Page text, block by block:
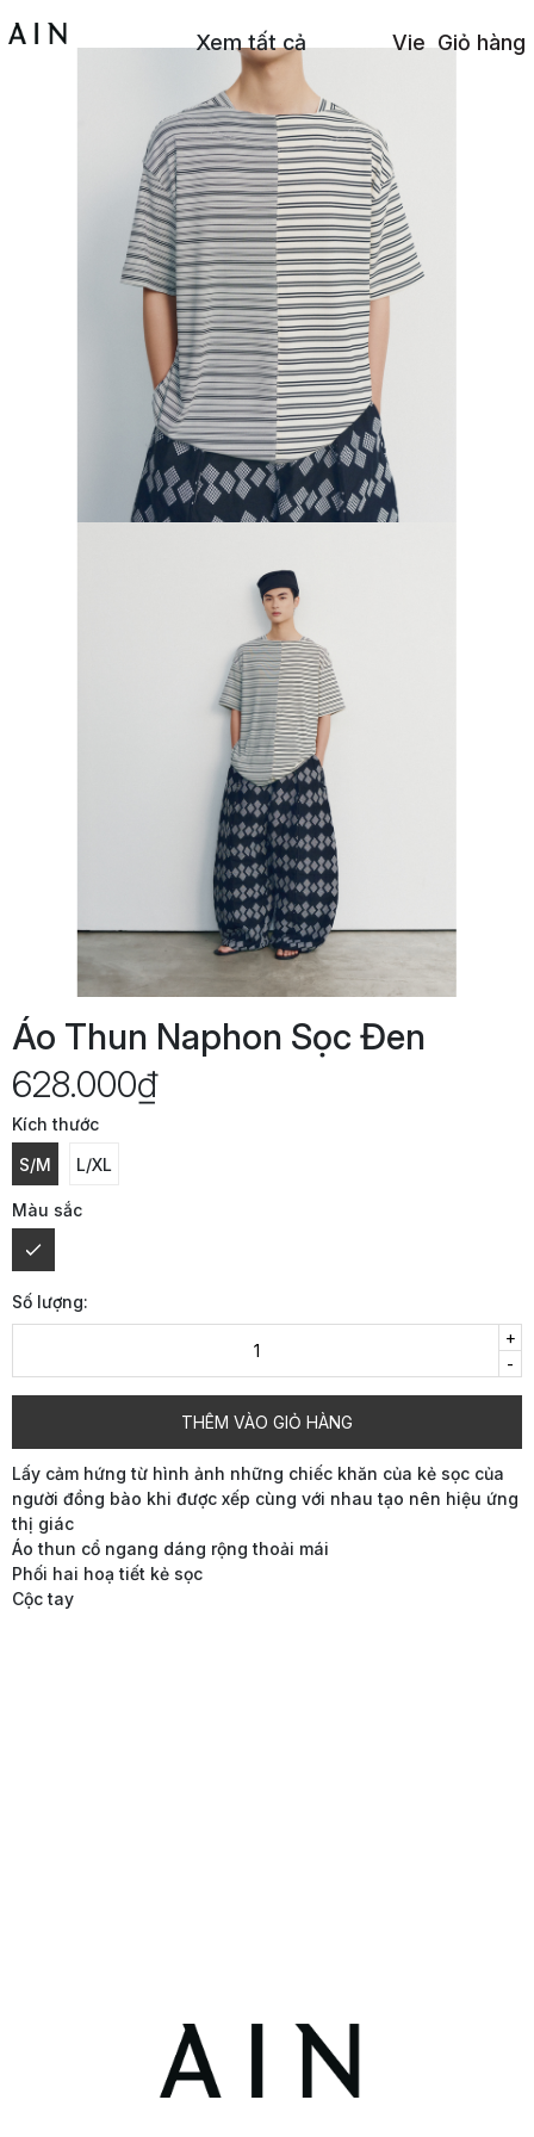
Xem tất cả Vie Giỏ hàng
Áo Thun Naphon Sọc Đen
628.000₫
Kích thước
S/M
L/XL
Màu sắc
Số lượng:
-
+
THÊM VÀO GIỎ HÀNG
Lấy cảm hứng từ hình ảnh những chiếc khăn của kẻ sọc của
người đồng bào khi được xếp cùng với nhau tạo nên hiệu ứng
thị giác
Áo thun cổ ngang dáng rộng thoải mái
Phối hai hoạ tiết kẻ sọc
Cộc tay